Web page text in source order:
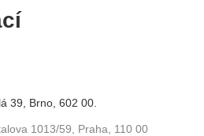
39, Brno, 602 00.
1013/59, Praha, 110 00